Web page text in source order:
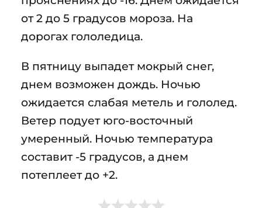
от 2 до 5 градусов мороза. На
дорогах гололедица.
В пятницу выпадет мокрый снег,
днем возможен дождь. Ночью
ожидается слабая метель и гололед.
Ветер подует юго-восточный
умеренный. Ночью температура
составит -5 градусов, а днем
потеплеет до +2.